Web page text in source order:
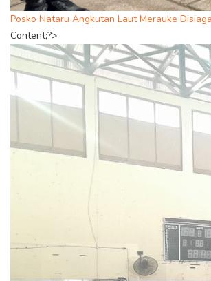
Posko Nataru Angkutan Laut Merauke
Content;?>